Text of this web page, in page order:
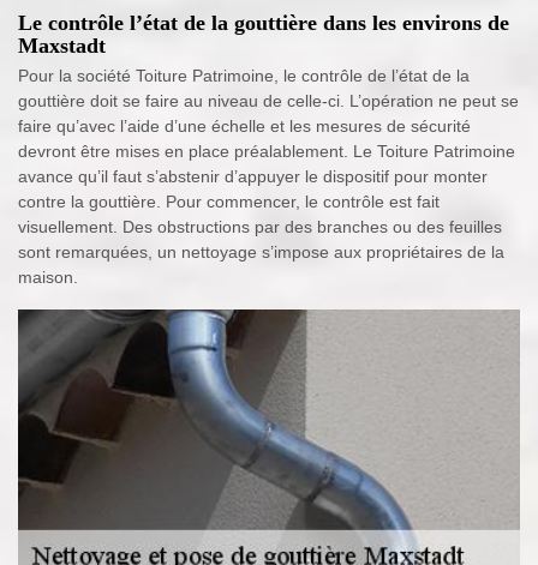
Le contrôle l’état de la gouttière dans les environs de
Maxstadt
Pour la société Toiture Patrimoine, le contrôle de l’état de la
gouttière doit se faire au niveau de celle-ci. L’opération ne peut se
faire qu’avec l’aide d’une échelle et les mesures de sécurité
devront être mises en place préalablement. Le Toiture Patrimoine
avance qu’il faut s’abstenir d’appuyer le dispositif pour monter
contre la gouttière. Pour commencer, le contrôle est fait
visuellement. Des obstructions par des branches ou des feuilles
sont remarquées, un nettoyage s’impose aux propriétaires de la
maison.